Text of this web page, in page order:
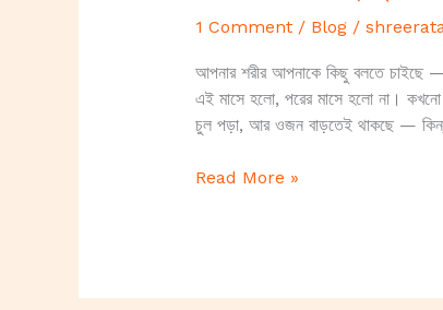
1 Comment / Blog/
আপনার শরীর আপনাকে কিছু বলতে চাইছে
এই মাসে হলো, পরের মাসে হলো না।
চুল পড়া, আর ওজন বাড়তেই থাকছে —
Read More »